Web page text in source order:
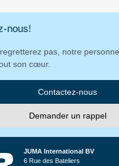
nous!
pas, notre
son cœur.
Contactez-nous
Demander un rappel
JUMA International BV
6 Rue des Bateliers